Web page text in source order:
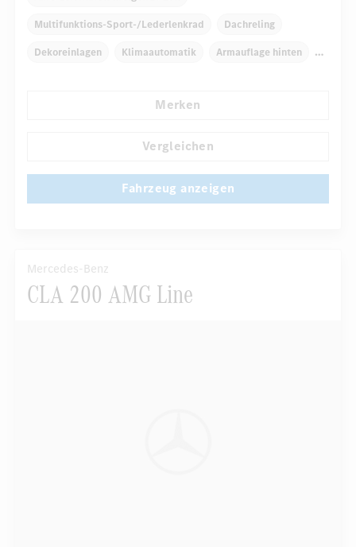
Multifunktions-Sport-/Lederlenkrad Dachreling
Dekoreinlagen Klimaautomatik Armauflage hinten
Automatisch abblendender Innenspiegel
Merken
Vergleichen
Fahrzeug anzeigen
Mercedes-Benz
CLA 200 AMG Line